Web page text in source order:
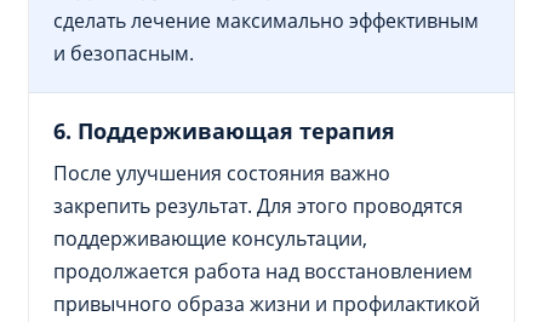
сделать лечение максимально эффективным
и безопасным.
6. Поддерживающая терапия
После улучшения состояния важно
закрепить результат. Для этого проводятся
поддерживающие консультации,
продолжается работа над восстановлением
привычного образа жизни и профилактикой